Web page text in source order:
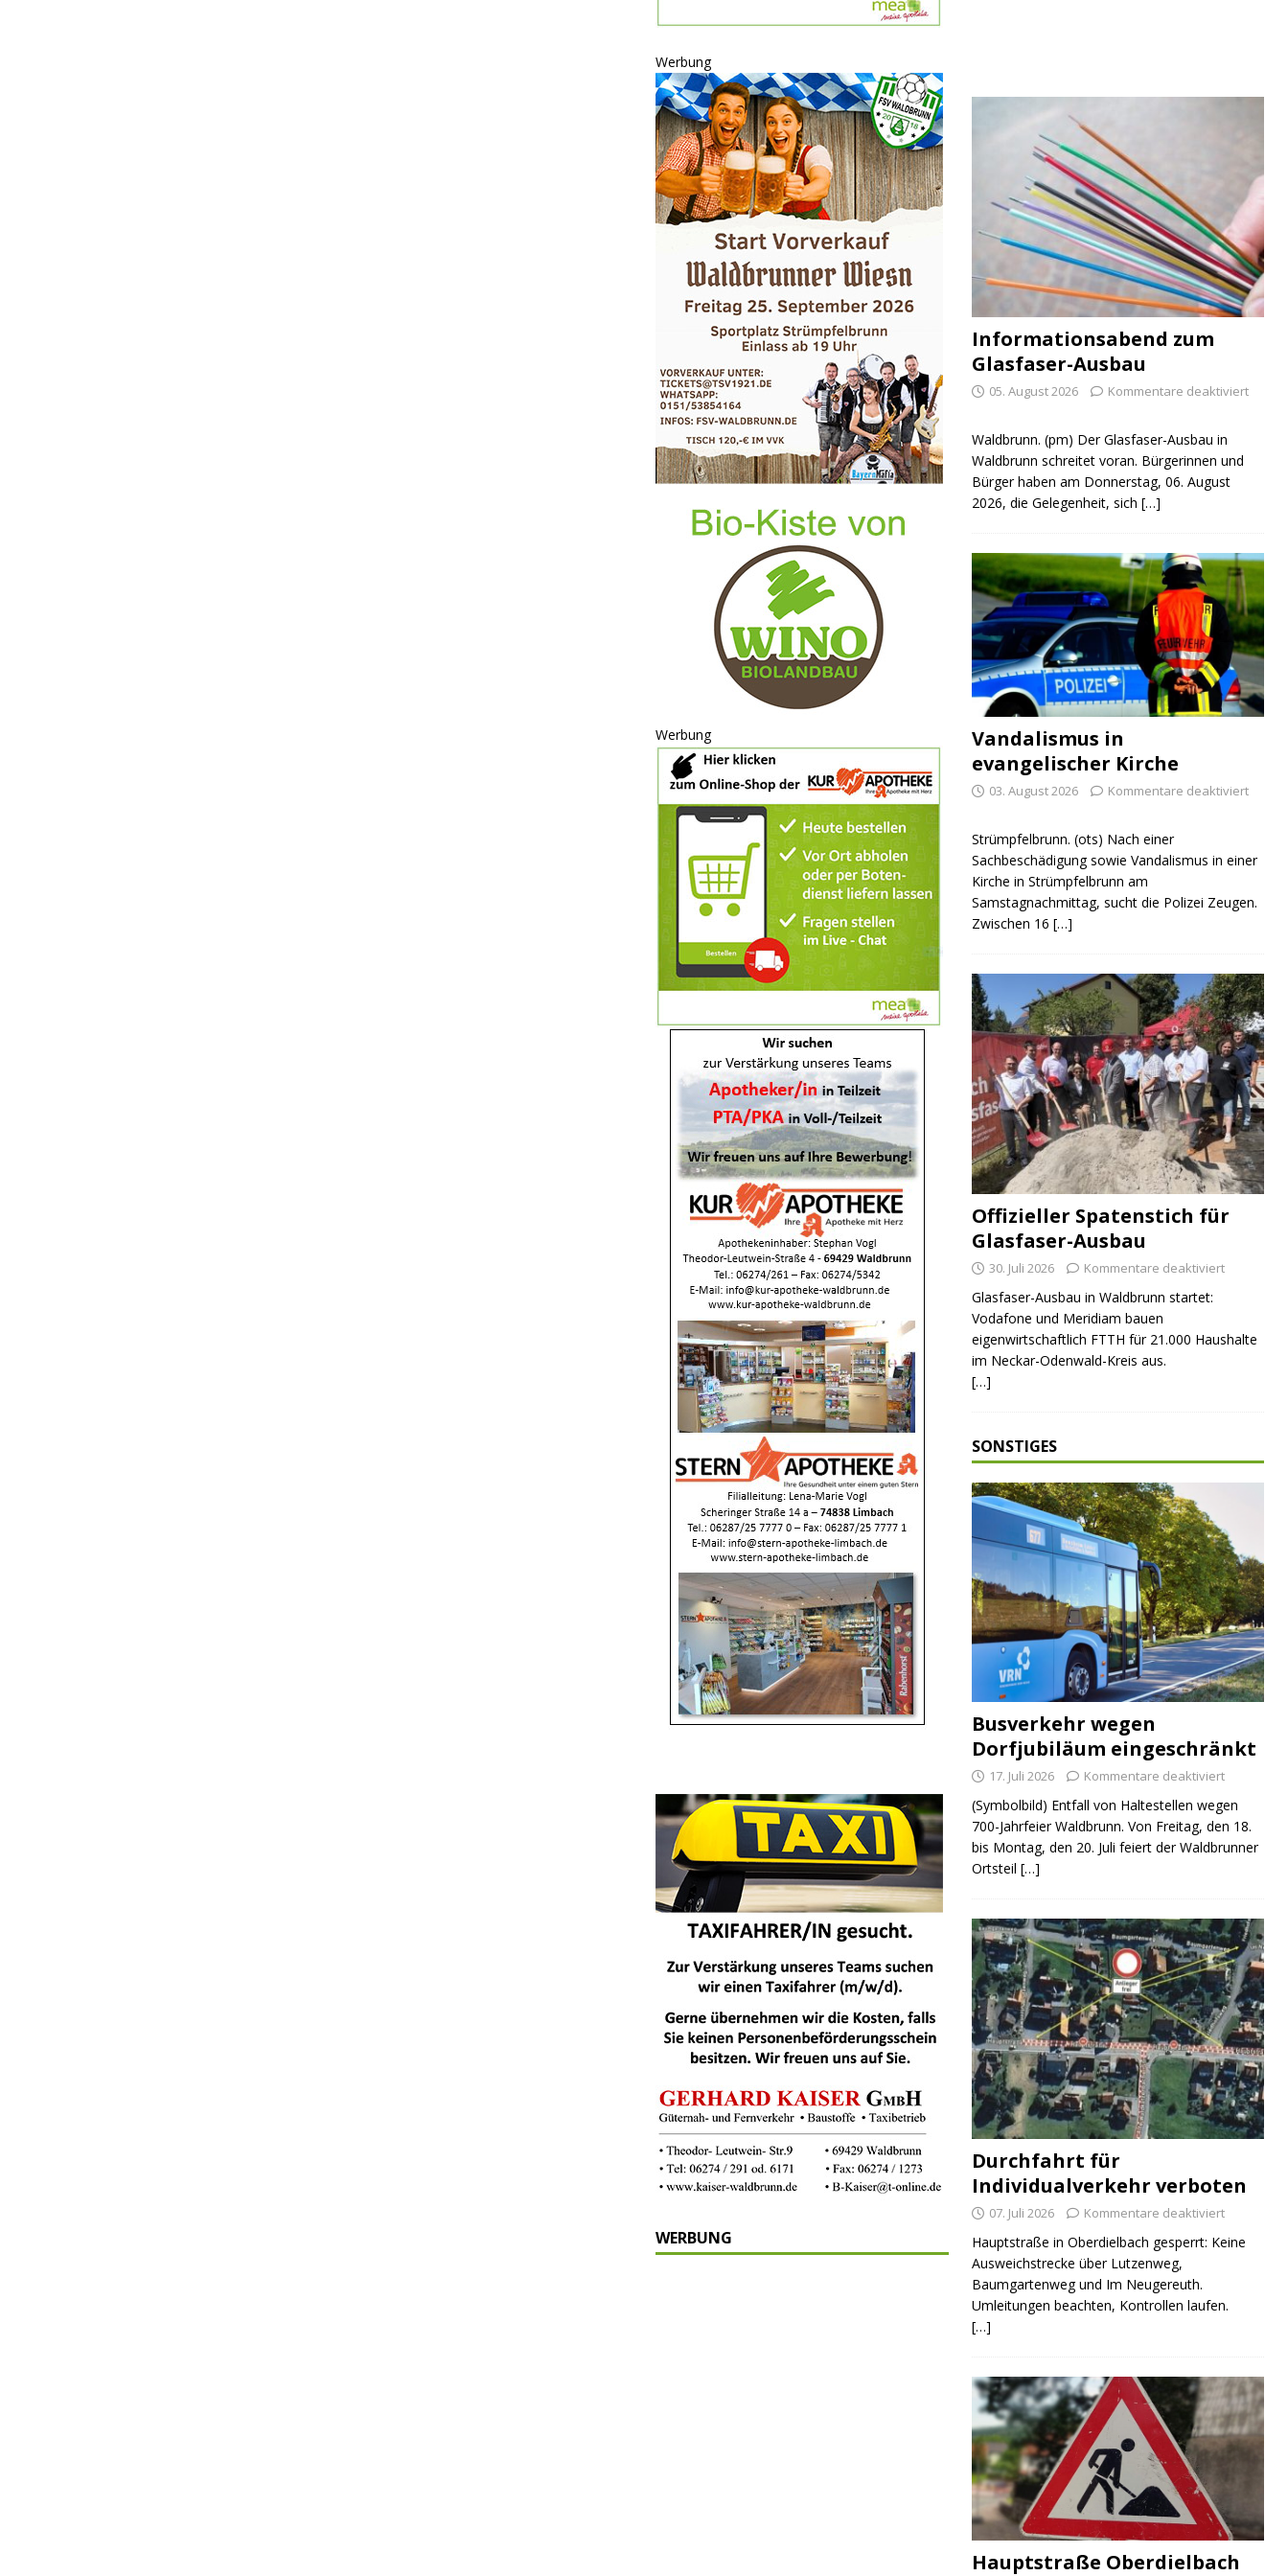
Werbung
Werbung
WERBUNG
Informationsabend zum
Glasfaser-Ausbau
05. August 2026 Kommentare deaktiviert
Waldbrunn. (pm) Der Glasfaser-Ausbau in
Waldbrunn schreitet voran. Bürgerinnen und
Bürger haben am Donnerstag, 06. August
2026, die Gelegenheit, sich […]
Vandalismus in
evangelischer Kirche
03. August 2026 Kommentare deaktiviert
Strümpfelbrunn. (ots) Nach einer
Sachbeschädigung sowie Vandalismus in einer
Kirche in Strümpfelbrunn am
Samstagnachmittag, sucht die Polizei Zeugen.
Zwischen 16 […]
Offizieller Spatenstich für
Glasfaser-Ausbau
30. Juli 2026 Kommentare deaktiviert
Glasfaser-Ausbau in Waldbrunn startet:
Vodafone und Meridiam bauen
eigenwirtschaftlich FTTH für 21.000 Haushalte
im Neckar-Odenwald-Kreis aus.
[…]
SONSTIGES
Busverkehr wegen
Dorfjubiläum eingeschränkt
17. Juli 2026 Kommentare deaktiviert
(Symbolbild) Entfall von Haltestellen wegen
700-Jahrfeier Waldbrunn. Von Freitag, den 18.
bis Montag, den 20. Juli feiert der Waldbrunner
Ortsteil […]
Durchfahrt für
Individualverkehr verboten
07. Juli 2026 Kommentare deaktiviert
Hauptstraße in Oberdielbach gesperrt: Keine
Ausweichstrecke über Lutzenweg,
Baumgartenweg und Im Neugereuth.
Umleitungen beachten, Kontrollen laufen.
[…]
Hauptstraße Oberdielbach